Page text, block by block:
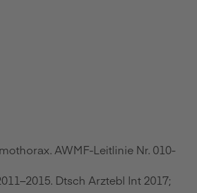
AWMF-Leitlinie Nr. 010-
Dtsch Arztebl Int 2017;